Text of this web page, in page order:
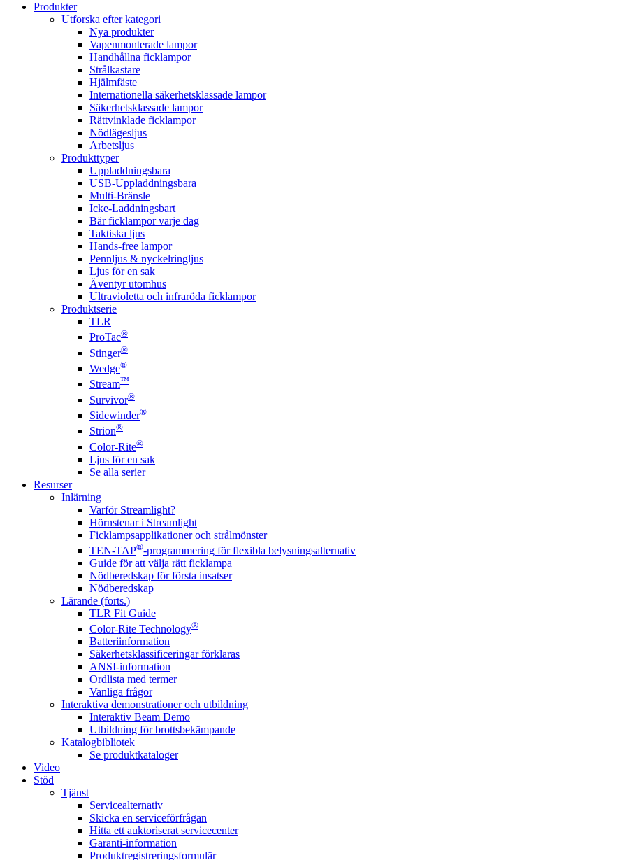
Produkter
Utforska efter kategori
Nya produkter
Vapenmonterade lampor
Handhållna ficklampor
Strålkastare
Hjälmfäste
Internationella säkerhetsklassade lampor
Säkerhetsklassade lampor
Rättvinklade ficklampor
Nödlägesljus
Arbetsljus
Produkttyper
Uppladdningsbara
USB-Uppladdningsbara
Multi-Bränsle
Icke-Laddningsbart
Bär ficklampor varje dag
Taktiska ljus
Hands-free lampor
Pennljus & nyckelringljus
Ljus för en sak
Äventyr utomhus
Ultravioletta och infraröda ficklampor
Produktserie
TLR
ProTac®
Stinger®
Wedge®
Stream™
Survivor®
Sidewinder®
Strion®
Color-Rite®
Ljus för en sak
Se alla serier
Resurser
Inlärning
Varför Streamlight?
Hörnstenar i Streamlight
Ficklampsapplikationer och strålmönster
TEN-TAP®-programmering för flexibla belysningsalternativ
Guide för att välja rätt ficklampa
Nödberedskap för första insatser
Nödberedskap
Lärande (forts.)
TLR Fit Guide
Color-Rite Technology®
Batteriinformation
Säkerhetsklassificeringar förklaras
ANSI-information
Ordlista med termer
Vanliga frågor
Interaktiva demonstrationer och utbildning
Interaktiv Beam Demo
Utbildning för brottsbekämpande
Katalogbibliotek
Se produktkataloger
Video
Stöd
Tjänst
Servicealternativ
Skicka en serviceförfrågan
Hitta ett auktoriserat servicecenter
Garanti-information
Produktregistreringsformulär